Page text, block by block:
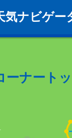
気ナビゲー
ーナート